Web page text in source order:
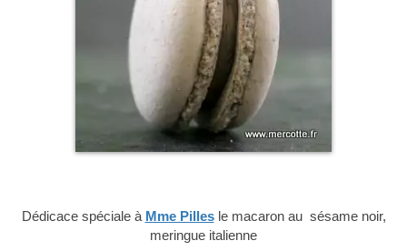
Dédicace spéciale à Mme Pillesle macaron au sésame noir,
meringue italienne